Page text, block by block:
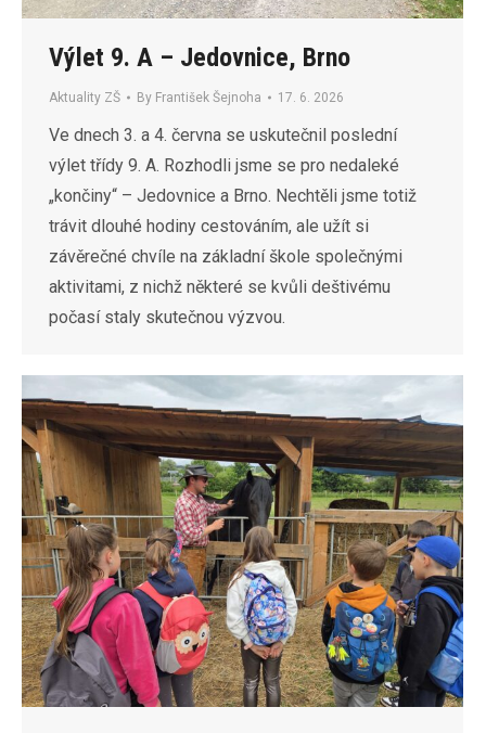
Výlet 9. A – Jedovnice, Brno
Aktuality ZŠ By František Šejnoha 17. 6. 2026
Ve dnech 3. a 4. června se uskutečnil poslední
výlet třídy 9. A. Rozhodli jsme se pro nedaleké
„končiny“ – Jedovnice a Brno. Nechtěli jsme totiž
trávit dlouhé hodiny cestováním, ale užít si
závěrečné chvíle na základní škole společnými
aktivitami, z nichž některé se kvůli deštivému
počasí staly skutečnou výzvou.